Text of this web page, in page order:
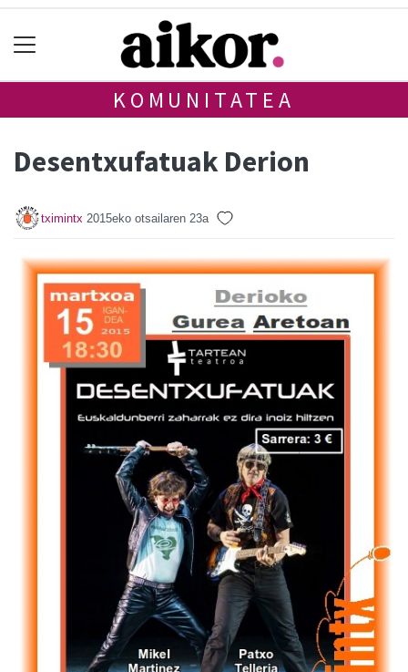
KOMUNITATEA
Desentxufatuak Derion
tximintx 2015eko otsailaren 23a